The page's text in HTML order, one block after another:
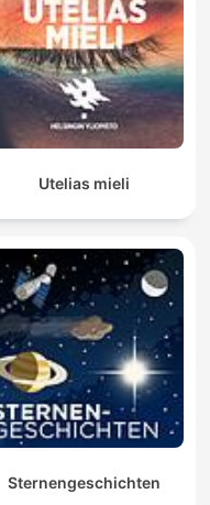
Utelias mieli
Sternengeschichten